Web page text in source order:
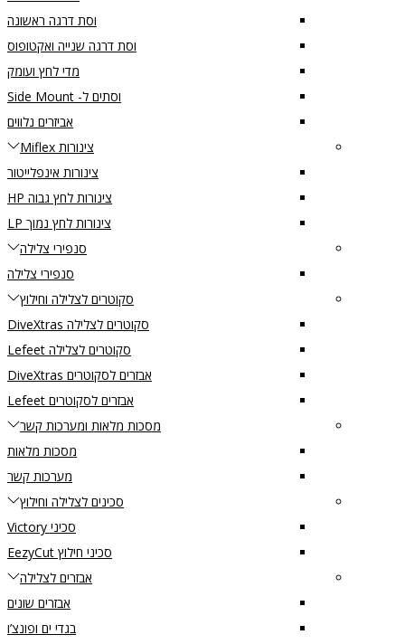
וסת דרגה ראשונה
וסת דרגה שנייה ואקטופוס
מדי לחץ ועומק
וסתים ל- Side Mount
אביזרים נלווים
צינורות Miflex
צינורות אינפלייטור
צינורות לחץ גבוה HP
צינורות לחץ נמוך LP
סנפירי צלילה
סנפירי צלילה
סקוטרים לצלילה וחילוץ
סקוטרים לצלילה DiveXtras
סקוטרים לצלילה Lefeet
אבזרים לסקוטרים DiveXtras
אבזרים לסקוטרים Lefeet
מסכות מלאות ומערכות קשר
מסכות מלאות
מערכות קשר
סכינים לצלילה וחילוץ
סכיני Victory
סכיני חילוץ EezyCut
אבזרים לצלילה
אבזרים שונים
בגדי ים ופונצ’ו